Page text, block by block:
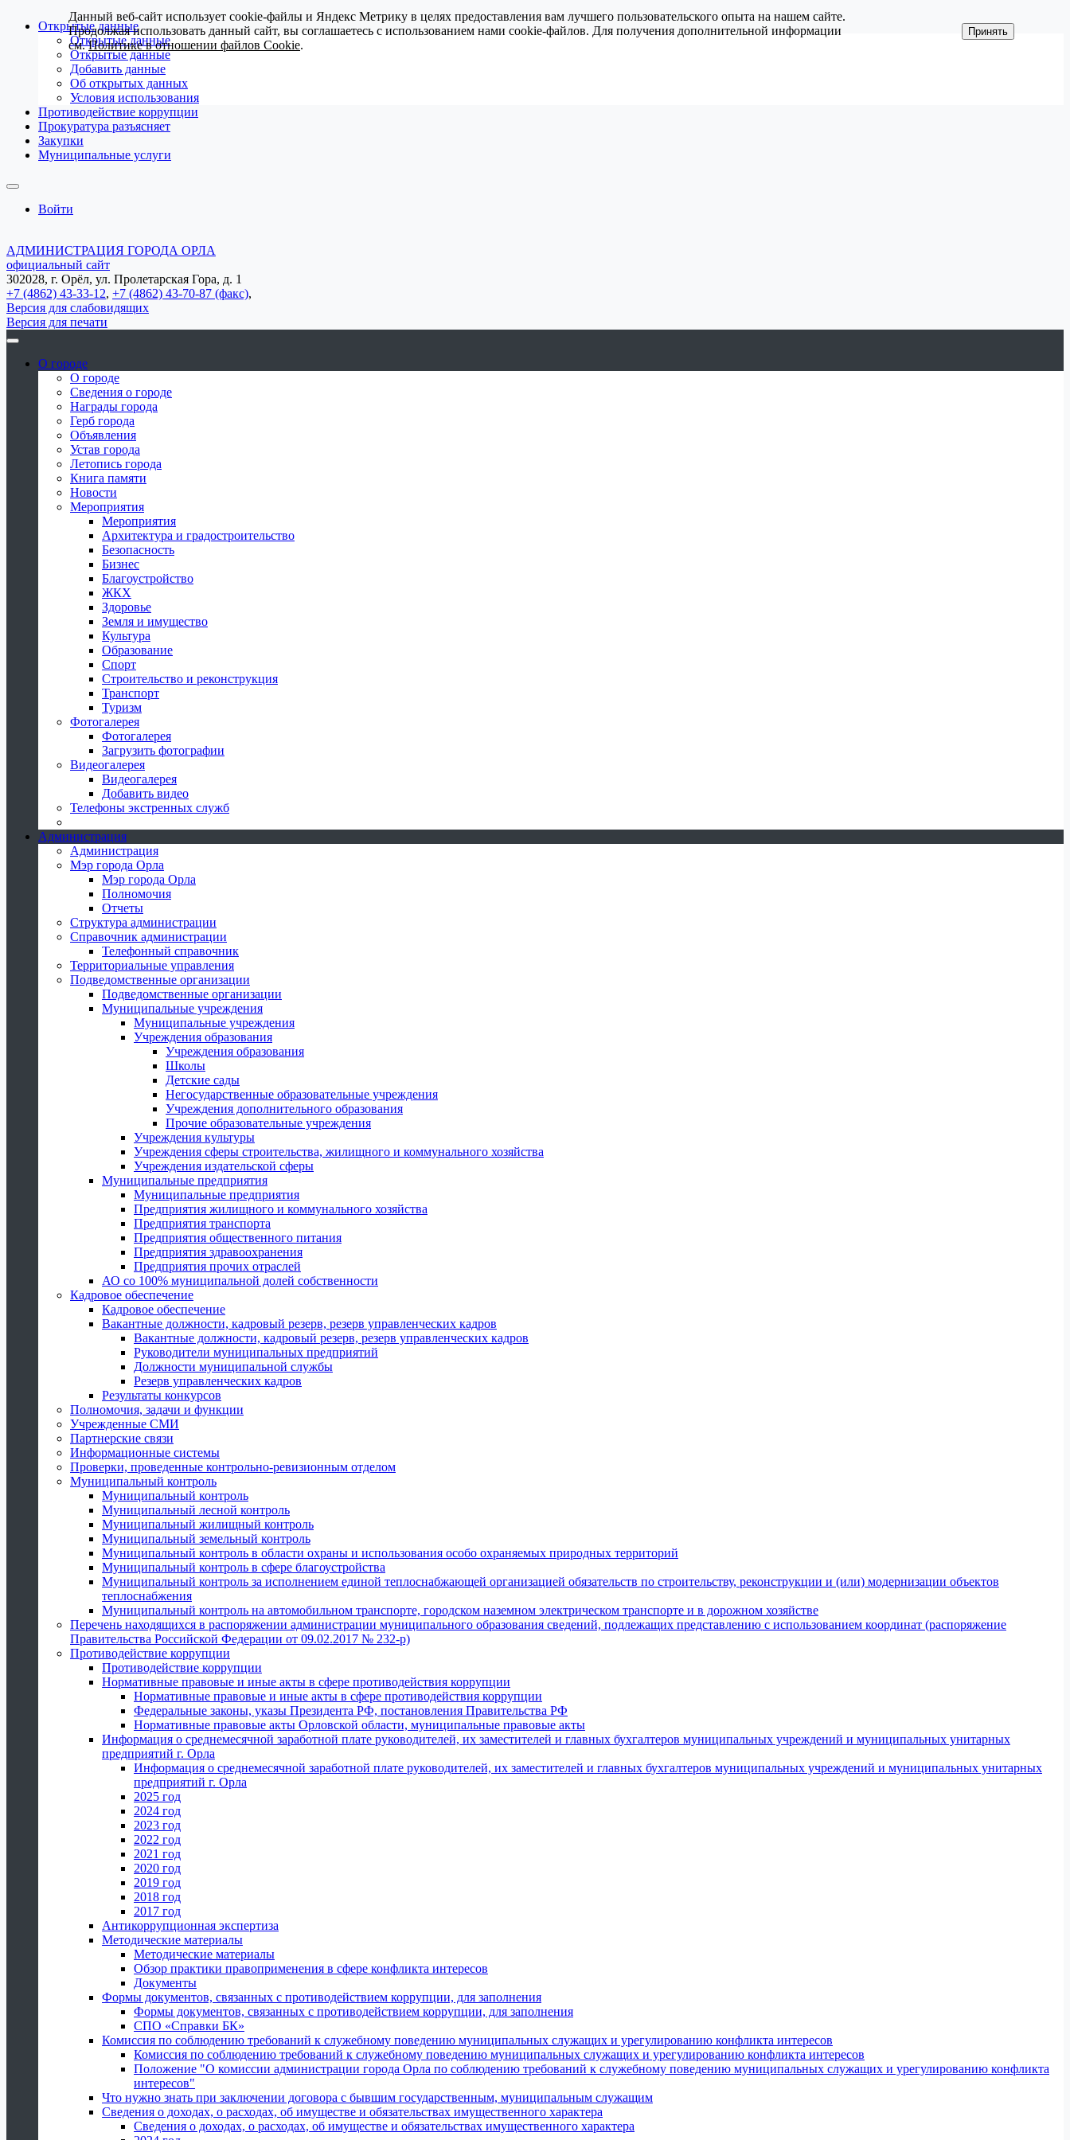
Открытые данные
Открытые данные
Открытые данные
Добавить данные
Об открытых данных
Условия использования
Противодействие коррупции
Прокуратура разъясняет
Закупки
Муниципальные услуги
Войти
АДМИНИСТРАЦИЯ ГОРОДА ОРЛА
официальный сайт
302028, г. Орёл, ул. Пролетарская Гора, д. 1
+7 (4862) 43-33-12, +7 (4862) 43-70-87 (факс),
Версия для слабовидящих
Версия для печати
О городе
О городе
Сведения о городе
Награды города
Герб города
Объявления
Устав города
Летопись города
Книга памяти
Новости
Мероприятия
Мероприятия
Архитектура и градостроительство
Безопасность
Бизнес
Благоустройство
ЖКХ
Здоровье
Земля и имущество
Культура
Образование
Спорт
Строительство и реконструкция
Транспорт
Туризм
Фотогалерея
Фотогалерея
Загрузить фотографии
Видеогалерея
Видеогалерея
Добавить видео
Телефоны экстренных служб
Администрация
Администрация
Мэр города Орла
Мэр города Орла
Полномочия
Отчеты
Структура администрации
Справочник администрации
Телефонный справочник
Территориальные управления
Подведомственные организации
Подведомственные организации
Муниципальные учреждения
Муниципальные учреждения
Учреждения образования
Учреждения образования
Школы
Детские сады
Негосударственные образовательные учреждения
Учреждения дополнительного образования
Прочие образовательные учреждения
Учреждения культуры
Учреждения сферы строительства, жилищного и коммунального хозяйства
Учреждения издательской сферы
Муниципальные предприятия
Муниципальные предприятия
Предприятия жилищного и коммунального хозяйства
Предприятия транспорта
Предприятия общественного питания
Предприятия здравоохранения
Предприятия прочих отраслей
АО со 100% муниципальной долей собственности
Кадровое обеспечение
Кадровое обеспечение
Вакантные должности, кадровый резерв, резерв управленческих кадров
Вакантные должности, кадровый резерв, резерв управленческих кадров
Руководители муниципальных предприятий
Должности муниципальной службы
Резерв управленческих кадров
Результаты конкурсов
Полномочия, задачи и функции
Учрежденные СМИ
Партнерские связи
Информационные системы
Проверки, проведенные контрольно-ревизионным отделом
Муниципальный контроль
Муниципальный контроль
Муниципальный лесной контроль
Муниципальный жилищный контроль
Муниципальный земельный контроль
Муниципальный контроль в области охраны и использования особо охраняемых природных территорий
Муниципальный контроль в сфере благоустройства
Муниципальный контроль за исполнением единой теплоснабжающей организацией обязательств по строительству, реконструкции и (или) модернизации объектов
теплоснабжения
Муниципальный контроль на автомобильном транспорте, городском наземном электрическом транспорте и в дорожном хозяйстве
Перечень находящихся в распоряжении администрации муниципального образования сведений, подлежащих представлению с использованием координат (распоряжение
Правительства Российской Федерации от 09.02.2017 № 232-р)
Противодействие коррупции
Противодействие коррупции
Нормативные правовые и иные акты в сфере противодействия коррупции
Нормативные правовые и иные акты в сфере противодействия коррупции
Федеральные законы, указы Президента РФ, постановления Правительства РФ
Нормативные правовые акты Орловской области, муниципальные правовые акты
Информация о среднемесячной заработной плате руководителей, их заместителей и главных бухгалтеров муниципальных учреждений и муниципальных унитарных
предприятий г. Орла
Информация о среднемесячной заработной плате руководителей, их заместителей и главных бухгалтеров муниципальных учреждений и муниципальных унитарных
предприятий г. Орла
2025 год
2024 год
2023 год
2022 год
2021 год
2020 год
2019 год
2018 год
2017 год
Антикоррупционная экспертиза
Методические материалы
Методические материалы
Обзор практики правоприменения в сфере конфликта интересов
Документы
Формы документов, связанных с противодействием коррупции, для заполнения
Формы документов, связанных с противодействием коррупции, для заполнения
СПО «Справки БК»
Комиссия по соблюдению требований к служебному поведению муниципальных служащих и урегулированию конфликта интересов
Комиссия по соблюдению требований к служебному поведению муниципальных служащих и урегулированию конфликта интересов
Положение "О комиссии администрации города Орла по соблюдению требований к служебному поведению муниципальных служащих и урегулированию конфликта
интересов"
Что нужно знать при заключении договора с бывшим государственным, муниципальным служащим
Сведения о доходах, о расходах, об имуществе и обязательствах имущественного характера
Сведения о доходах, о расходах, об имуществе и обязательствах имущественного характера
Данный веб-сайт использует cookie-файлы и Яндекс Метрику в целях предоставления вам лучшего пользовательского опыта на нашем сайте.
Продолжая использовать данный сайт, вы соглашаетесь с использованием нами cookie-файлов. Для получения дополнительной информации
см.Политике в отношении файлов Cookie.
Принять